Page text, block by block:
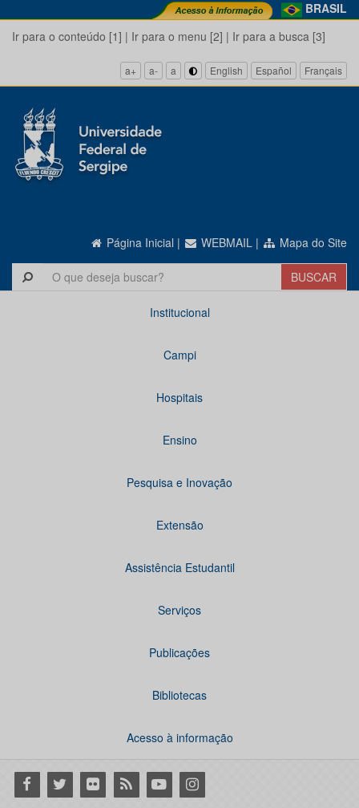
BRASIL
Ir para o conteúdo [1] | Ir para o menu [2] | Ir para a busca [3]
a+ a- a English Español Français
Página Inicial | WEBMAIL | Mapa do Site
Institucional
Campi
Hospitais
Ensino
Pesquisa e Inovação
Extensão
Assistência Estudantil
Serviços
Publicações
Bibliotecas
Acesso à informação
Facebook
Twitter Flickr RSS YoutubeInstagram